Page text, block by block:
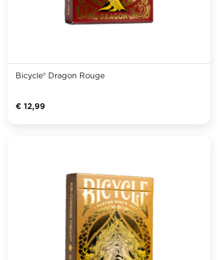
Bicycle® Dragon Rouge
€ 12,99